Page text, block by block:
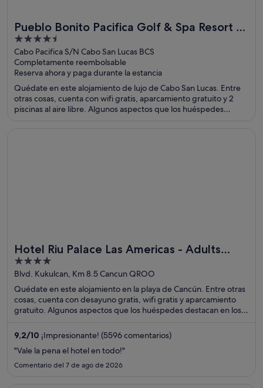
Pueblo Bonito Pacifica Golf & Spa Resort -
All Inclusive-Adult Only
4.5
out
of
5
Cabo Pacifica S/N Cabo San Lucas BCS
Completamente reembolsable
Reserva ahora y paga durante la estancia
Quédate en este alojamiento de lujo de Cabo San Lucas. Entre
otras cosas, cuenta con wifi gratis, aparcamiento gratuito y 2
piscinas al aire libre. Algunos aspectos que los huéspedes
Hotel Riu Palace Las Americas - Adults
Only- All Inclusive
4
out
of
5
Blvd. Kukulcan, Km 8.5 Cancun QROO
Quédate en este alojamiento en la playa de Cancún. Entre otras
cosas, cuenta con desayuno gratis, wifi gratis y aparcamiento
gratuito. Algunos aspectos que los huéspedes destacan en los
atracciones turísticas populares que se encuentran cerca son
Plaza la Isla y Playa Delfines.
9,2/10 ¡Impresionante! (5596 comentarios)
"Vale la pena el hotel en todo!"
Comentario del 7 de ago de 2026